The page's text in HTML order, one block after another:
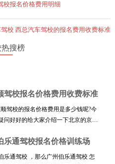
校报名价格费用明细
校 西总汽车驾校的报名费用收费标准
搜榜
驾校报名价格费用收费标准
驾校的报名价格费用是多少钱呢?今
问好好的给大家介绍一下北京的京顺
乐通驾校报名价格训练场
乐通驾校 ，那么广州伯乐通驾校 怎